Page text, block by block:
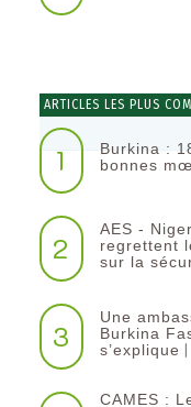
ARTICLES LES PLUS
1
Burkina :
bonnes
2
AES -
regrettent
sur la
3
Une
Burkina
s’explique
CAMES :